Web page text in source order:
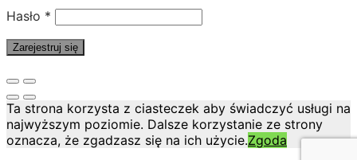
Hasło *
Zarejestruj się
Ta strona korzysta z ciasteczek aby świadczyć usługi na
najwyższym poziomie. Dalsze korzystanie ze strony
oznacza, że zgadzasz się na ich użycie.Zgoda